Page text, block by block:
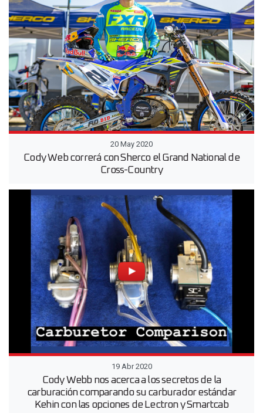
20 May 2020
Cody Web correrá con Sherco el Grand National de
Cross-Country
19 Abr 2020
Cody Webb nos acerca a los secretos de la
carburación comparando su carburador estándar
Kehin con las opciones de Lectron y Smartcab